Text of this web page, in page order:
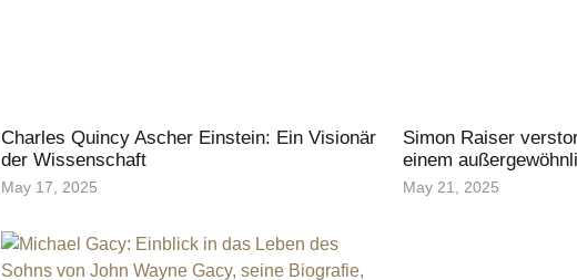
Charles Quincy Ascher Einstein: Ein Visionär
der Wissenschaft
May 17, 2025
Simon Raiser
einem
May 21, 2025